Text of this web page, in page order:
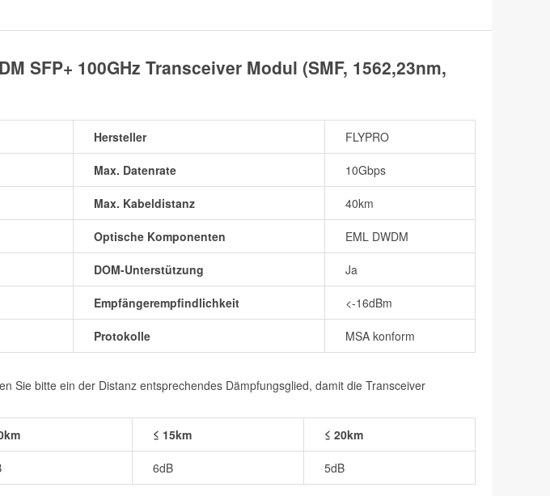
SFP+ 100GHz Transceiver Modul (SMF, 1562,23nm,
Hersteller FLYPRO
Max. Datenrate 10Gbps
Max. Kabeldistanz 40km
Optische Komponenten EML DWDM
DOM-Unterstützung Ja
Empfängerempfindlichkeit <-16dBm
Protokolle MSA konform
Sie bitte ein der Distanz entsprechendes Dämpfungsglied, damit die Transceiver
≤ 15km ≤ 20km
6dB 5dB